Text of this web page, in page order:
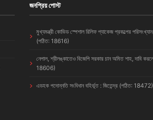
জনপ্রিয় পোস্ট
মুখ্যমন্ত্রী কোভিড স্পেশাল রিলিফ প্যাকেজ প্রকল্পের
(পঠিত: 18616)
নেপাল, শ্রীলঙ্কাতেও বিজেপি সরকার চান অমিত শাহ, দাবি
18606)
এডহক পদোন্নতি সংবিধান বহির্ভূত : জিতেন্দ্র (পঠিত: 18472)